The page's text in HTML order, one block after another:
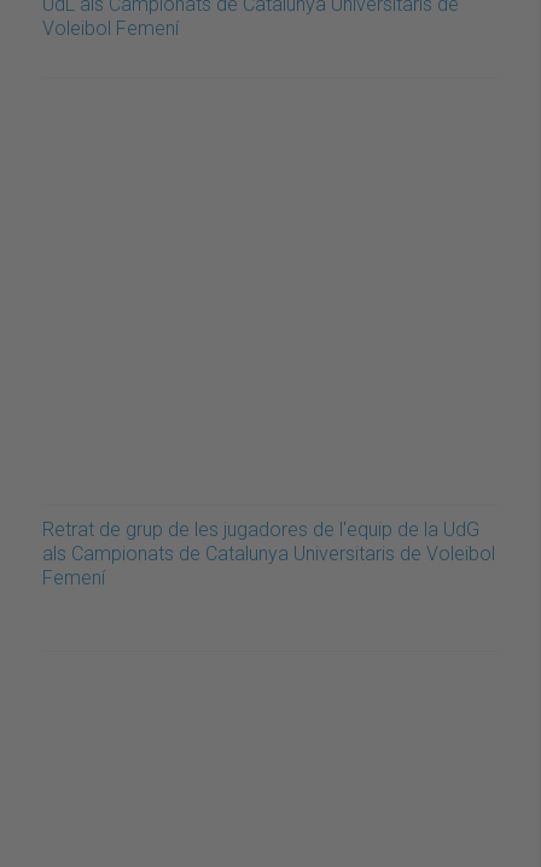
Voleibol Femení
Retrat de grup de les jugadores de l'equip de la UdG
als Campionats de Catalunya Universitaris de Voleibol
Femení